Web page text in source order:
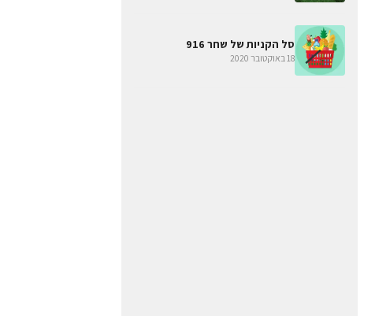
סל הקניות של שחר 916
18 באוקטובר 2020